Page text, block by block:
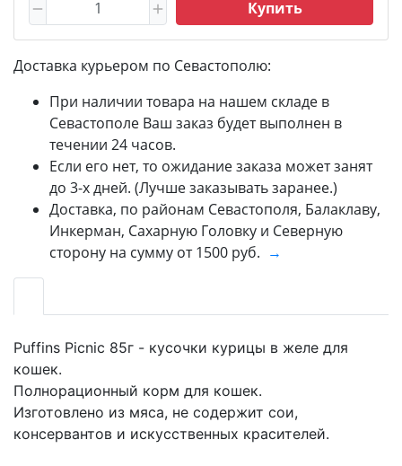
Купить
Доставка курьером по Севастополю:
При наличии товара на нашем складе в
Севастополе Ваш заказ будет выполнен в
течении 24 часов.
Если его нет, то ожидание заказа может занят
до 3-х дней. (Лучше заказывать заранее.)
Доставка, по районам Севастополя, Балаклаву,
Инкерман, Сахарную Головку и Северную
сторону на сумму от 1500 руб. →
Puffins Picnic 85г - кусочки курицы в желе для
кошек.
Полнорационный корм для кошек.
Изготовлено из мяса, не содержит сои,
консервантов и искусственных красителей.